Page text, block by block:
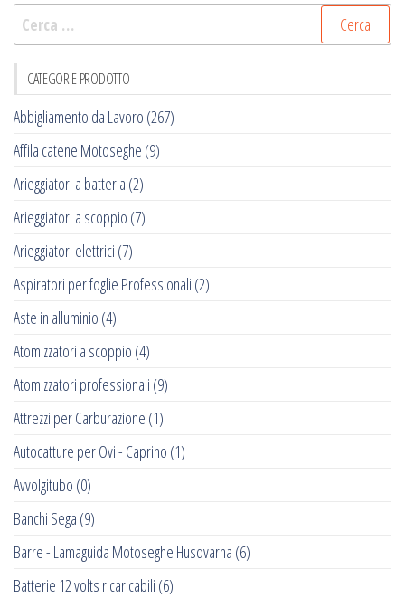
Ricerca
per:
CATEGORIE PRODOTTO
Abbigliamento da Lavoro (267)
Affila catene Motoseghe (9)
Arieggiatori a batteria (2)
Arieggiatori a scoppio (7)
Arieggiatori elettrici (7)
Aspiratori per foglie Professionali (2)
Aste in alluminio (4)
Atomizzatori a scoppio (4)
Atomizzatori professionali (9)
Attrezzi per Carburazione (1)
Autocatture per Ovi - Caprino (1)
Avvolgitubo (0)
Banchi Sega (9)
Barre - Lamaguida Motoseghe Husqvarna (6)
Batterie 12 volts ricaricabili (6)